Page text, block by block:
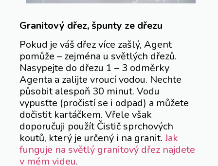
Granitový dřez, špunty ze dřezu
Pokud je váš dřez více zašlý, Agent
pomůže – zejména u světlých dřezů.
Nasypejte do dřezu 1 – 3 odměrky
Agenta a zalijte vroucí vodou. Nechte
působit alespoň 30 minut. Vodu
vypusťte (pročistí se i odpad) a můžete
dočistit kartáčkem. Vřele však
doporučuji použít Čistič sprchových
koutů, který je určený i na granit.Jak
funguje na světlý granitový dřez najdete
v mém videu.